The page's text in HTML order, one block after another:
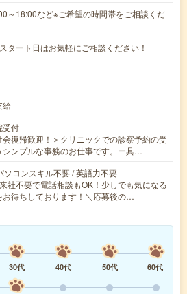
～18:00など※ご希望の時間帯をご相談くだ
ート日はお気軽にご相談ください！
給
受付
会復帰歓迎！＞クリニックでの診察予約の受
シンプルな事務のお仕事です。ー具…
ソコンスキル不要 / 英語力不要
社不要で電話相談もOK！少しでも気になる
お待ちしております！＼応募後の…
30代 40代 50代
60代